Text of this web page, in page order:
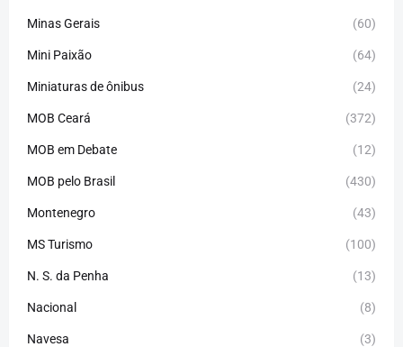
Minas Gerais (60)
Mini Paixão (64)
Miniaturas de ônibus (24)
MOB Ceará (372)
MOB em Debate (12)
MOB pelo Brasil (430)
Montenegro (43)
MS Turismo (100)
N. S. da Penha (13)
Nacional (8)
Navesa (3)